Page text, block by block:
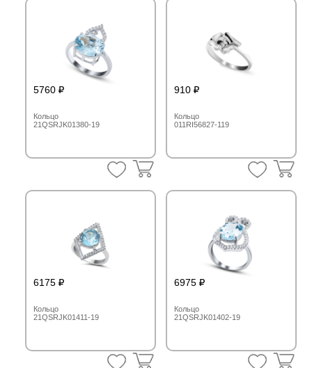
910
Кольцо
011RI56827-119
5760
Кольцо
21QSRJK01380-19
6975
Кольцо
21QSRJK01402-19
6175
Кольцо
21QSRJK01411-19